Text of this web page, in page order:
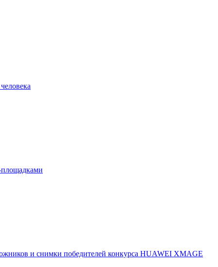
площадками
и снимки победителей конкурса HUAWEI XMAGE